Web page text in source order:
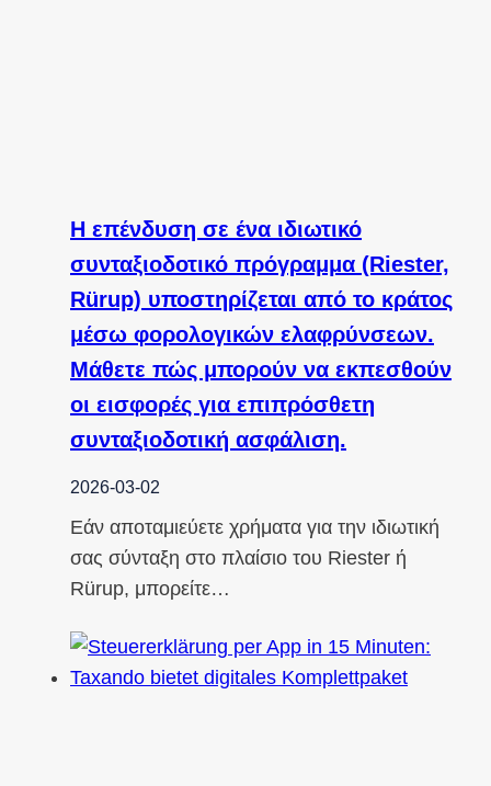
Η επένδυση σε ένα ιδιωτικό
συνταξιοδοτικό πρόγραμμα (Riester,
Rürup) υποστηρίζεται από το κράτος
μέσω φορολογικών ελαφρύνσεων.
Μάθετε πώς μπορούν να εκπεσθούν
οι εισφορές για επιπρόσθετη
συνταξιοδοτική ασφάλιση.
2026-03-02
Εάν αποταμιεύετε χρήματα για την ιδιωτική
σας σύνταξη στο πλαίσιο του Riester ή
Rürup, μπορείτε…